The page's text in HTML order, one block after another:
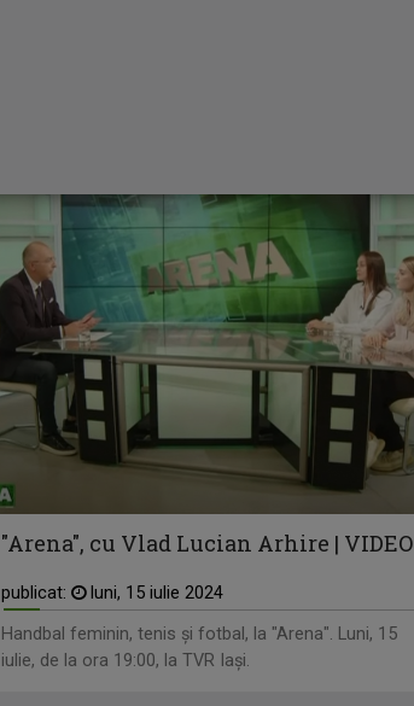
"Arena", cu Vlad Lucian Arhire | VIDEO
publicat:
luni, 15 iulie 2024
Handbal feminin, tenis și fotbal, la "Arena". Luni, 15
iulie, de la ora 19:00, la TVR Iași.